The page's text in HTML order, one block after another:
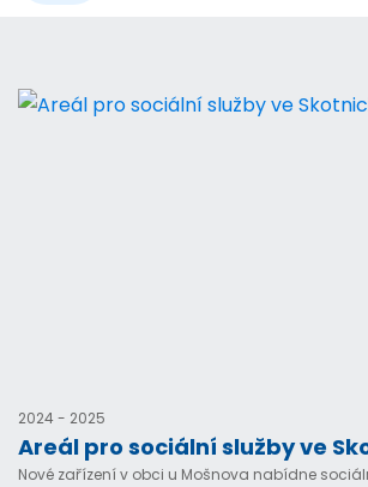
2024 - 2025
Areál pro sociální služby ve
Nové zařízení v obci u Mošnova nabídne